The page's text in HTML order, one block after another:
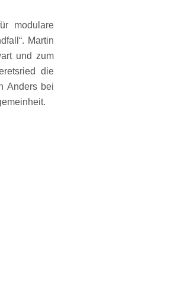
modulare
Martin
und zum
die
Anders bei